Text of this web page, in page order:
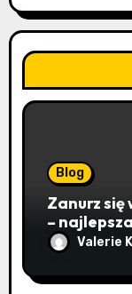
Blog
Zanurz się
–
otwiera
Valerie